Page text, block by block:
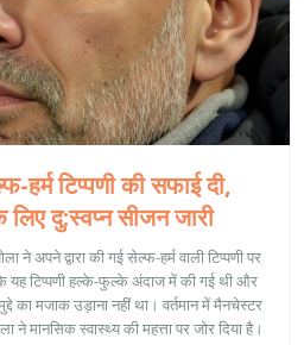
हर्म टिप्पणी की सफाई दी,
दु:स्वप्न सीजन जारी
ने अपने द्वारा की गई सेल्फ-हर्म वाली टिप्पणी पर
यह टिप्पणी हल्के-फुल्के अंदाज में की गई थी और
का मजाक उड़ाना नहीं था। वर्तमान में मैनचेस्टर
ने मानसिक स्वास्थ्य की महत्ता पर जोर दिया है।